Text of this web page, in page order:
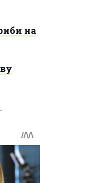
на
.